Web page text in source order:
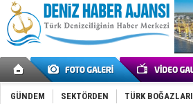
GÜNDEM SEKTÖRDEN TÜRK BOĞAZLARI